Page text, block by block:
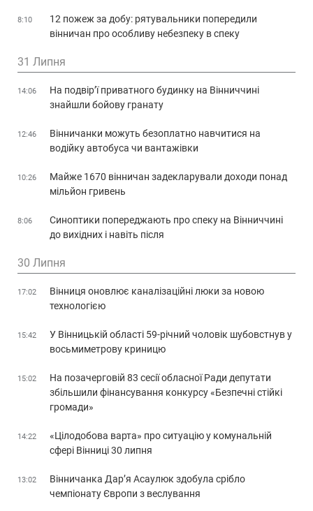
8:10
12 пожеж за добу: рятувальники попередили
вінничан про особливу небезпеку в спеку
31 Липня
14:06
На подвір’ї приватного будинку на Вінниччині
знайшли бойову гранату
12:46
Вінничанки можуть безоплатно навчитися на
водійку автобуса чи вантажівки
10:26
Майже 1670 вінничан задекларували доходи понад
мільйон гривень
8:06
Синоптики попереджають про спеку на Вінниччині
до вихідних і навіть після
30 Липня
17:02
Вінниця оновлює каналізаційні люки за новою
технологією
15:42
У Вінницькій області 59-річний чоловік шубовстнув у
восьмиметрову криницю
15:02
На позачерговій 83 сесії обласної Ради депутати
збільшили фінансування конкурсу «Безпечні стійкі
громади»
14:22
«Цілодобова варта» про ситуацію у комунальній
сфері Вінниці 30 липня
13:02
Вінничанка Дар’я Асаулюк здобула срібло
чемпіонату Європи з веслування